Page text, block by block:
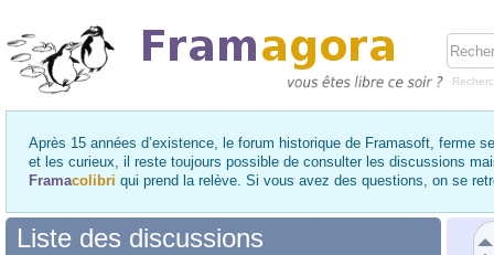
Après 15 années d’existence, le forum historique de Framasoft, ferme
et les curieux, il reste toujours possible de consulter les discussions
Framacolibri qui prend la relève. Si vous avez des questions, on se
Liste des discussions